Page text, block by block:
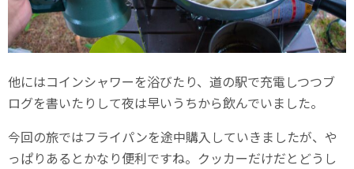
他にはコインシャワーを浴びたり、道の駅で充電しつつブ
ログを書いたりして夜は早いうちから飲んでいました。
今回の旅ではフライパンを途中購入していきましたが、や
っぱりあるとかなり便利ですね。クッカーだけだとどうし